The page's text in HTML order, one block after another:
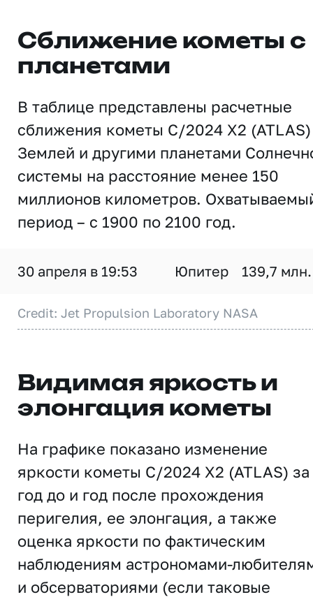
Сближение кометы с
планетами
В таблице представлены расчетные
сближения кометы C/2024 X2
Землей и другими планетами
системы на расстояние менее 150
миллионов километров.
период – с 1900 по 2100 год.
30 апреля в 19:53 Юпитер 139,7
Credit: Jet Propulsion Laboratory NASA
Видимая яркость и
элонгация кометы
На графике показано изменение
яркости кометы C/2024 X2 (ATLAS) за
год до и год после прохождения
перигелия, ее элонгация, а также
оценка яркости по фактическим
наблюдениям астрономами-
и обсерваториями (если таковые